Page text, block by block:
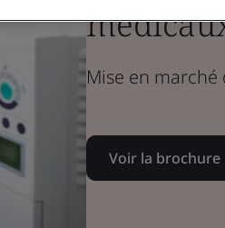
Mise en
Voir la brochure